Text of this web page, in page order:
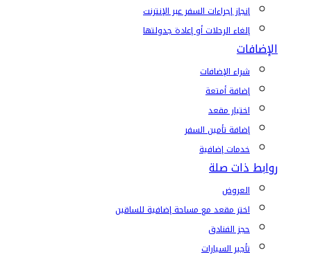
إنجاز إجراءات السفر عبر الإنترنت
إلغاء الرحلات أو إعادة جدولتها
الإضافات
شراء الإضافات
إضافة أمتعة
اختيار مقعد
إضافة تأمين السفر
خدمات إضافية
روابط ذات صلة
العروض
اختر مقعد مع مساحة إضافية للساقين
حجز الفنادق
تأجير السيارات